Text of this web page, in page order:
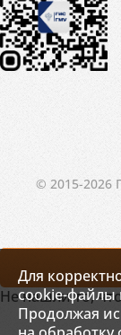
© 2015-2026
Для
cookie-файлы
Продолжая
Не нашли то,